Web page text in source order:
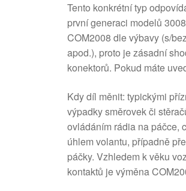
Tento konkrétní typ
první generaci modelů
COM2008 dle výbavy (s/
apod.), proto je zásadní
konektorů. Pokud máte
Kdy díl měnit: typickými
výpadky směrovek či
ovládáním rádia na páčce,
úhlem volantu, případně
páčky. Vzhledem k věku
kontaktů je výměna